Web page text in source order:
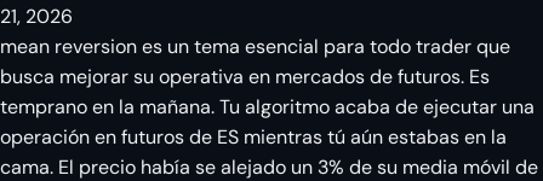
21, 2026
mean reversion es un tema esencial para todo trader que
busca mejorar su operativa en mercados de futuros. Es
temprano en la mañana. Tu algoritmo acaba de ejecutar una
operación en futuros de ES mientras tú aún estabas en la
cama. El precio había se alejado un 3% de su media móvil de